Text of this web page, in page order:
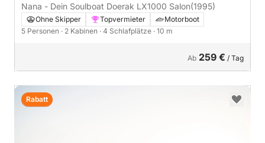
Nana - Dein Soulboat Doerak LX1000 Salon(1995)
Ohne Skipper Topvermieter
Motorboot
5 Personen · 2 Kabinen · 4 Schlafplätze · 10 m
Ab 259 € / Tag
Rabatt